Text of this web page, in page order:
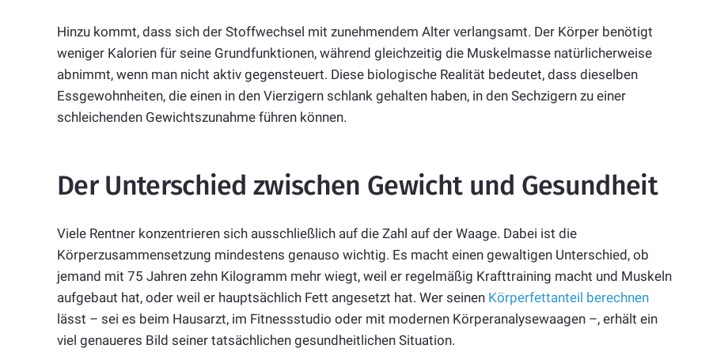
Hinzu kommt, dass sich der Stoffwechsel mit zunehmendem Alter verlangsamt. Der Körper benötigt
weniger Kalorien für seine Grundfunktionen, während gleichzeitig die Muskelmasse natürlicherweise
abnimmt, wenn man nicht aktiv gegensteuert. Diese biologische Realität bedeutet, dass dieselben
Essgewohnheiten, die einen in den Vierzigern schlank gehalten haben, in den Sechzigern zu einer
schleichenden Gewichtszunahme führen können.
Der Unterschied zwischen Gewicht und Gesundheit
Viele Rentner konzentrieren sich ausschließlich auf die Zahl auf der Waage. Dabei ist die
Körperzusammensetzung mindestens genauso wichtig. Es macht einen gewaltigen Unterschied, ob
jemand mit 75 Jahren zehn Kilogramm mehr wiegt, weil er regelmäßig Krafttraining macht und Muskeln
aufgebaut hat, oder weil er hauptsächlich Fett angesetzt hat. Wer seinen Körperfettanteil berechnen
lässt – sei es beim Hausarzt, im Fitnessstudio oder mit modernen Körperanalysewaagen –, erhält ein
viel genaueres Bild seiner tatsächlichen gesundheitlichen Situation.